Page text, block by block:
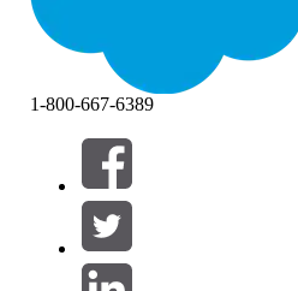
Suodattimet (0)
VALITSE SUODATTIMET
Tuotealue
1-800-667-6389